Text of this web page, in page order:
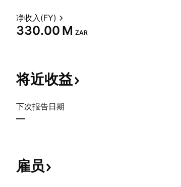
净收入(FY)
‪330.00 M‬ ZAR
将近收益
下次报告日期
—
雇员